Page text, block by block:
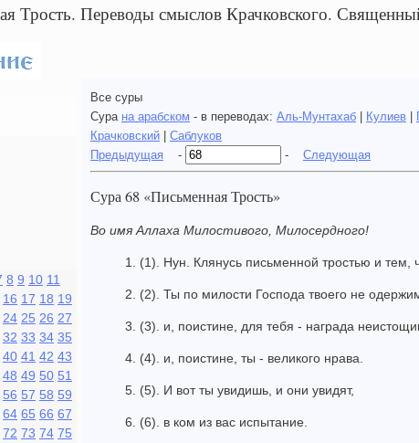
Трость. Переводы смыслов Крачковского.
8 9 10 11
16 17 18 19
24 25 26 27
32 33 34 35
40 41 42 43
48 49 50 51
56 57 58 59
64 65 66 67
72 73 74 75
Все суры
Сура на арабском - в переводах: Аль-Мунтахаб | Кулиев |
Крачковский | Саблуков
Предыдущая - - Следующая
Сура 68 «Письменная Трость»
Во имя Аллаха Милостивого, Милосердного!
1. (1). Нун. Клянусь письменной тростью и тем,
2. (2). Ты по милости Господа твоего не
3. (3). и, поистине, для тебя - награда
4. (4). и, поистине, ты - великого нрава.
5. (5). И вот ты увидишь, и они увидят,
6. (6). в ком из вас испытание.